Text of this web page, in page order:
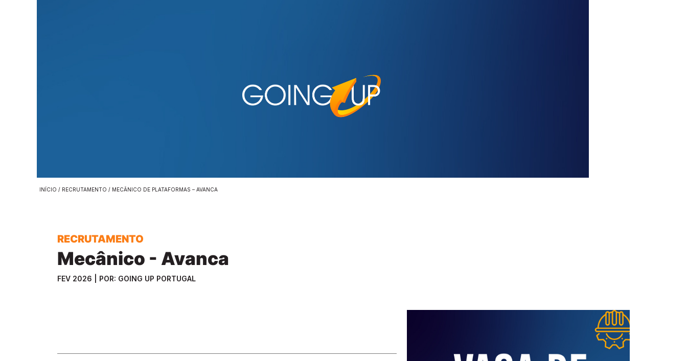
INÍCIO / RECRUTAMENTO / MECÂNICO DE PLATAFORMAS – AVANCA
RECRUTAMENTO
Mecânico - Avanca
FEV 2026 | POR: GOING UP PORTUGAL